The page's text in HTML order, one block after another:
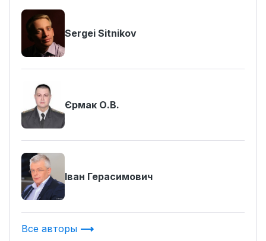
Sergei Sitnikov
Єрмак О.В.
Іван Герасимович
Все авторы